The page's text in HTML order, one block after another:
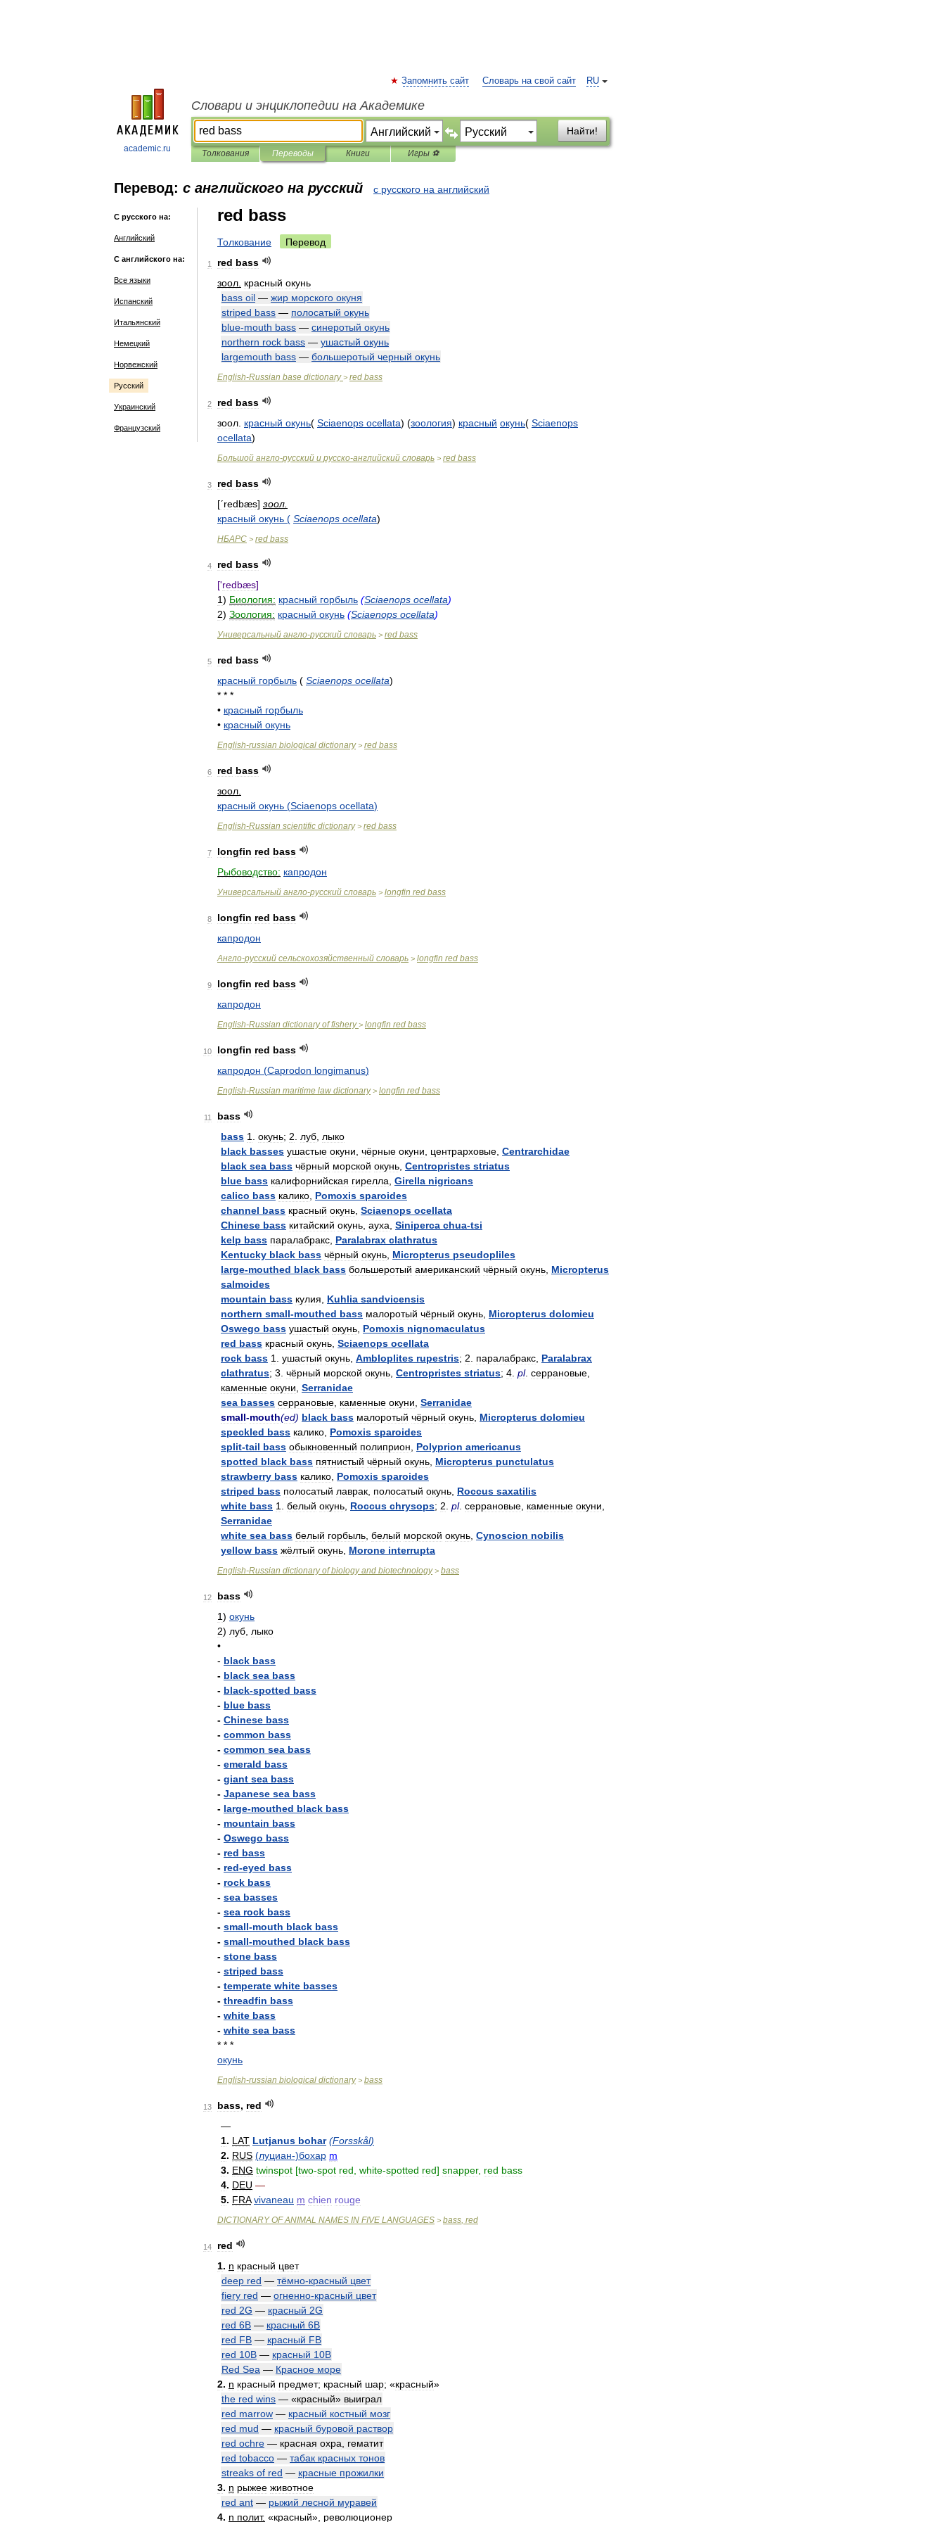
academic.ru
RU
Запомнить сайт Словарь на свой сайт
Словари и энциклопедии на Академике
Найти!
Толкования Переводы Книги Игры ⚽
Перевод: с английского на русский с русского на английский
С русского на:
Английский
С английского на:
Все языки
Испанский
Итальянский
Немецкий
Норвежский
Русский
Украинский
Французский
red bass
Толкование Перевод
1 red bass
зоол красный окунь
bass oil — жир морского окуня
striped bass — полосатый окунь
blue-mouth bass — синеротый окунь
northern rock bass — ушастый окунь
largemouth bass — большеротый черный окунь
English-Russian base dictionary > red bass
2 red bass
зоол красный окунь( Sciaenops ocellata) (зоология) красный окунь( Sciaenops
ocellata)
Большой англо-русский и русско-английский словарь > red bass
3 red bass
[ʹredbæs] зоол
красный окунь ( Sciaenops ocellata)
НБАРС > red bass
4 red bass
['redbæs]
1) Биология: красный горбыль (Sciaenops ocellata)
2) Зоология: красный окунь (Sciaenops ocellata)
Универсальный англо-русский словарь > red bass
5 red bass
красный горбыль ( Sciaenops ocellata)
* * *
• красный горбыль
• красный окунь
English-russian biological dictionary> red bass
6 red bass
зоол
красный окунь (Sciaenops ocellata)
English-Russian scientific dictionary> red bass
7 longfin red bass
Рыбоводство: капродон
Универсальный англо-русский словарь > longfin red bass
8 longfin red bass
капродон
Англо-русский сельскохозяйственный словарь > longfin red bass
9 longfin red bass
капродон
English-Russian dictionary of fishery > longfin red bass
10 longfin red bass
капродон (Caprodon longimanus)
English-Russian maritime law dictionary> longfin red bass
11
bass
bass 1 окунь; 2 луб лыко
black basses ушастые окуни чёрные окуни центрарховые Centrarchidae
black sea bass чёрный морской окунь Centropristes striatus
blue bass калифорнийская гирелла Girella nigricans
calico bass калико Pomoxis sparoides
channel bass красный окунь Sciaenops ocellata
Chinese bass китайский окунь ауха Siniperca chua-tsi
kelp bass паралабракс Paralabrax clathratus
Kentucky black bass чёрный окунь Micropterus pseudopliles
large-mouthed black bass большеротый американский чёрный окунь Micropterus
salmoides
mountain bass кулия Kuhlia sandvicensis
northern small-mouthed bass малоротый чёрный окунь Micropterus dolomieu
Oswego bass ушастый окунь Pomoxis nignomaculatus
red bass красный окунь Sciaenops ocellata
rock bass 1 ушастый окунь Ambloplites rupestris; 2 паралабракс Paralabrax
clathratus; 3 чёрный морской окунь Centropristes striatus; 4 pl. серрановые
каменные окуни Serranidae
sea basses серрановые каменные окуни Serranidae
small-mouth(ed) black bass малоротый чёрный окунь Micropterus dolomieu
speckled bass калико Pomoxis sparoides
split-tail bass обыкновенный полиприон Polyprion americanus
spotted black bass пятнистый чёрный окунь Micropterus punctulatus
strawberry bass калико Pomoxis sparoides
striped bass полосатый лаврак полосатый окунь Roccus saxatilis
white bass 1 белый окунь Roccus chrysops; 2 pl. серрановые каменные окуни
Serranidae
white sea bass белый горбыль белый морской окунь Cynoscion nobilis
yellow bass жёлтый окунь Morone interrupta
English-Russian dictionary of biology and biotechnology> bass
12
bass
1) окунь
2) луб лыко
•
- black bass
- black sea bass
- black-spotted bass
- blue bass
- Chinese bass
- common bass
- common sea bass
- emerald bass
- giant sea bass
- Japanese sea bass
- large-mouthed black bass
- mountain bass
- Oswego bass
- red bass
- red-eyed bass
- rock bass
- sea basses
- sea rock bass
- small-mouth black bass
- small-mouthed black bass
- stone bass
- striped bass
- temperate white basses
- threadfin bass
- white bass
- white sea bass
* * *
окунь
English-russian biological dictionary> bass
13 bass, red
—
1. LAT Lutjanus bohar (Forsskål)
2. RUS (луциан-)бохар m
3. ENG twinspot [two-spot red white-spotted red] snapper, red bass
4. DEU —
5. FRA vivaneau m chien rouge
DICTIONARY OF ANIMAL NAMES IN FIVE LANGUAGES > bass, red
14
red
1. n красный цвет
deep red — тёмно-красный цвет
fiery red — огненно-красный цвет
red 2G — красный 2G
red 6B — красный 6В
red FB — красный FB
red 10B — красный 10В
Red Sea — Красное море
2. n красный предмет; красный шар; «красный»
the red wins — «красный» выиграл
red marrow — красный костный мозг
red mud — красный буровой раствор
red ochre — красная охра
гематит
red tobacco — табак красных тонов
streaks of red — красные прожилки
3. n рыжее животное
red ant — рыжий лесной муравей
4. n полит. «красный», революционер